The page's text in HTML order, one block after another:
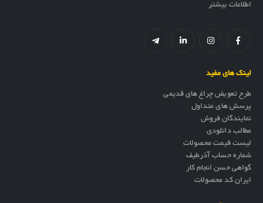
اطلاعات بیشتر
لینک های مفید
طرح تعویض چراغ های قدیمی
پرسش های متداول
نمایندگان فروش
مطالب دانلودی
لیست قیمت محصولات
شماره حساب آذرطیف
گواهی حسن انجام کار
ایران کد محصولات